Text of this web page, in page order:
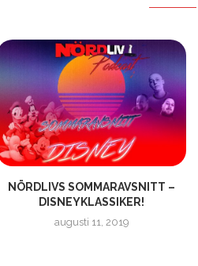
NÖRDLIVS SOMMARAVSNITT –
DISNEYKLASSIKER!
augusti 11, 2019